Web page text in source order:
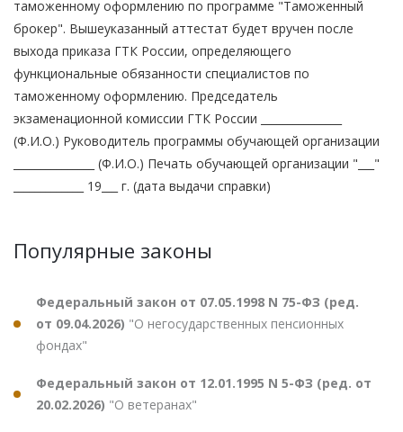
таможенному оформлению по программе "Таможенный
брокер". Вышеуказанный аттестат будет вручен после
выхода приказа ГТК России, определяющего
функциональные обязанности специалистов по
таможенному оформлению. Председатель
экзаменационной комиссии ГТК России _______________
(Ф.И.О.) Руководитель программы обучающей организации
_______________ (Ф.И.О.) Печать обучающей организации "___"
_____________ 19___ г. (дата выдачи справки)
Популярные законы
Федеральный закон от 07.05.1998 N 75-ФЗ (ред.
от 09.04.2026) "О негосударственных пенсионных
фондах"
Федеральный закон от 12.01.1995 N 5-ФЗ (ред. от
20.02.2026) "О ветеранах"